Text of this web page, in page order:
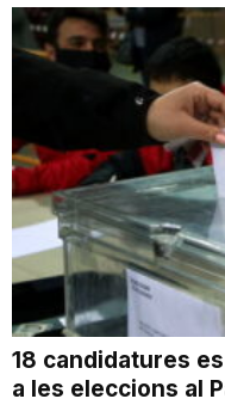
18 candidatures
a les eleccions al